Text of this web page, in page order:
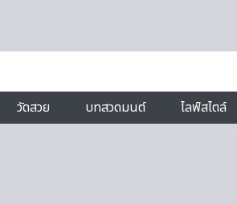
วัดสวย บทสวดมนต์ ไลฟ์สไตล์